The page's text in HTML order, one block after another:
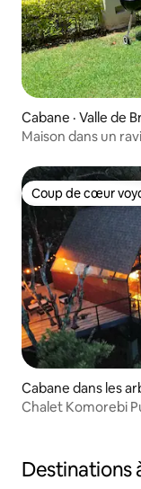
Cabane · Valle de
Maison dans un
Coup de cœur
Coup de cœur
Cabane dans les
Chalet Komorebi
Destinations